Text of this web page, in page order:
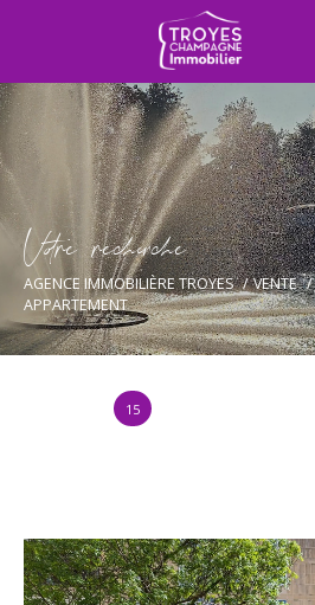
Vore recece
AGENCE IMMOBILIÈRE TROYES VENTE
APPARTEMENT
15